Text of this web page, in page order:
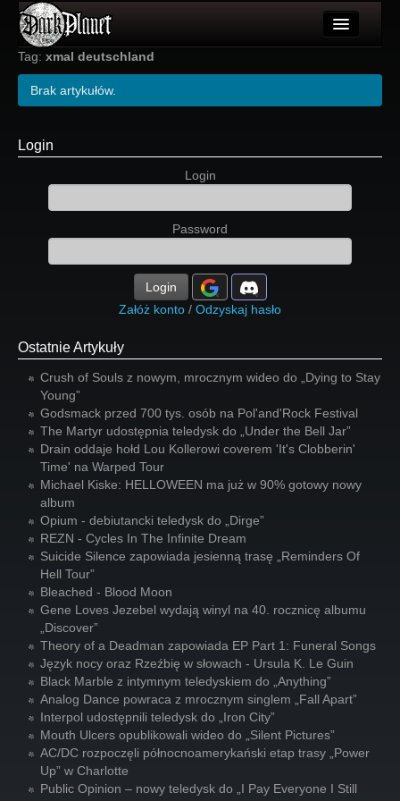
Artykuły
Użytkownicy
Galeria
Login
Tag: xmal deutschland
Brak artykułów.
Login
Login
Password
Login
Załóż konto / Odzyskaj hasło
Ostatnie Artykuły
Crush of Souls z nowym, mrocznym wideo do „Dying to Stay
Young”
Godsmack przed 700 tys. osób na Pol'and'Rock Festival
The Martyr udostępnia teledysk do „Under the Bell Jar”
Drain oddaje hołd Lou Kollerowi coverem 'It's Clobberin'
Time' na Warped Tour
Michael Kiske: HELLOWEEN ma już w 90% gotowy nowy
album
Opium - debiutancki teledysk do „Dirge”
REZN - Cycles In The Infinite Dream
Suicide Silence zapowiada jesienną trasę „Reminders Of
Hell Tour”
Bleached - Blood Moon
Gene Loves Jezebel wydają winyl na 40. rocznicę albumu
„Discover”
Theory of a Deadman zapowiada EP Part 1: Funeral Songs
Język nocy oraz Rzeźbię w słowach - Ursula K. Le Guin
Black Marble z intymnym teledyskiem do „Anything”
Analog Dance powraca z mrocznym singlem „Fall Apart”
Interpol udostępnili teledysk do „Iron City”
Mouth Ulcers opublikowali wideo do „Silent Pictures”
AC/DC rozpoczęli północnoamerykański etap trasy „Power
Up” w Charlotte
Public Opinion – nowy teledysk do „I Pay Everyone I Still